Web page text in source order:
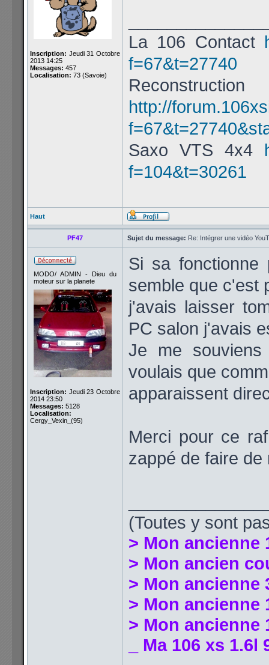
Inscription: Jeudi 31 Octobre
2013 14:25
Messages: 457
Localisation: 73 (Savoie)
La 106 Contact
f=67&t=27740
http://
Saxo VTS 4x4
f=104&t=30261
Haut
PF47 Sujet du message: Re: Intégrer une vidéo
MODO/ ADMIN - Dieu du
moteur sur la planete
Inscription: Jeudi 23 Octobre
2014 23:50
Messages: 5128
Localisation:
Cergy_Vexin_(95)
Si sa
semble que c'est
j'avais laisser
PC salon j'avais
Je me
voulais que
apparaissent
Merci pour ce
zappé de faire
(Toutes y sont
> Mon ancienne
> Mon ancien
> Mon ancienne
> Mon ancienne
> Mon ancienne
_ Ma 106 xs 1.6l